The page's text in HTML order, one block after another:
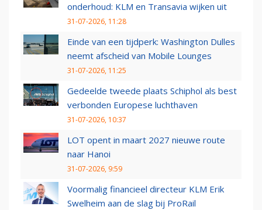
onderhoud: KLM en Transavia wijken uit
31-07-2026, 11:28
Einde van een tijdperk: Washington Dulles
neemt afscheid van Mobile Lounges
31-07-2026, 11:25
Gedeelde tweede plaats Schiphol als best
verbonden Europese luchthaven
31-07-2026, 10:37
LOT opent in maart 2027 nieuwe route
naar Hanoi
31-07-2026, 9:59
Voormalig financieel directeur KLM Erik
Swelheim aan de slag bij ProRail